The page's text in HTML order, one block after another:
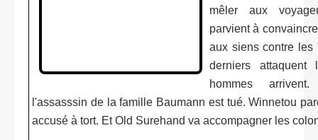
mêler aux
parvient à
aux siens contre les
derniers
hommes
l'assasssin de la famille Baumann est tué. Winnetou
accusé à tort. Et Old Surehand va accompagner les